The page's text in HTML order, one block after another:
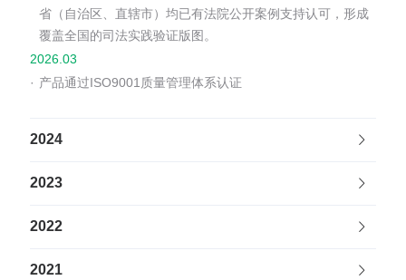
省（自治区、直辖市）均已有法院公开案例支持认可，形成
覆盖全国的司法实践验证版图。
2026.03
· 产品通过ISO9001质量管理体系认证
2024
2023
2022
2021